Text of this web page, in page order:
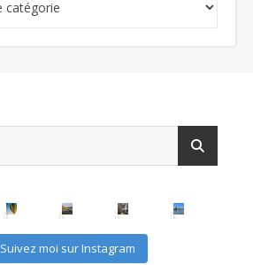
Suivez moi sur Instagram